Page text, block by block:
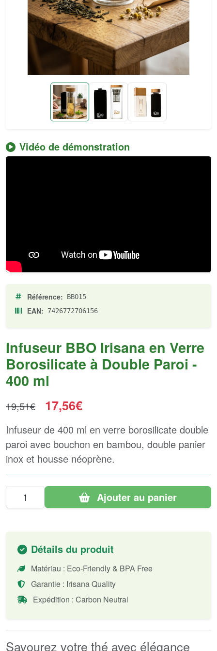
Vidéo de démonstration
Référence: BBO15
EAN: 7426772706156
Infuseur BBO Irisana en Verre
Borosilicate à Double Paroi -
400 ml
19,51€ 17,56€
Infuseur de 400 ml en verre borosilicate double
paroi avec bouchon en bambou, double panier
inox et housse néoprène.
Ajouter au panier
Détails du produit
Matériau : Eco-Friendly & BPA Free
Garantie : Irisana Quality
Expédition : Carbon Neutral
Savourez votre thé avec élégance